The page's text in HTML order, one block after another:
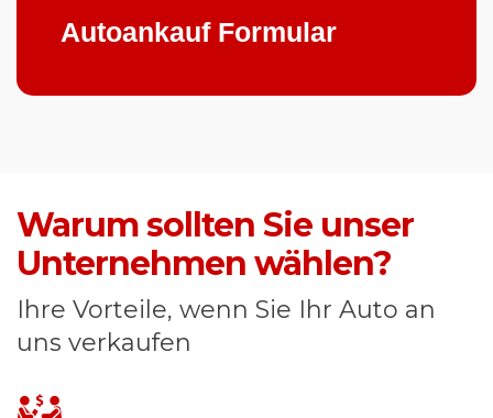
Autoankauf Formular
Warum sollten Sie unser
Unternehmen wählen?
Ihre Vorteile, wenn Sie Ihr Auto an
uns verkaufen